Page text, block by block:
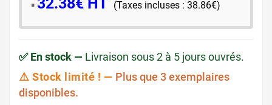
​▪️​32.38€ HT (Taxes incluses : 38.86€)
✅ En stock — Livraison sous 2 à 5 jours ouvrés.
⚠️ Stock limité ! — Plus que 3 exemplaires
disponibles.